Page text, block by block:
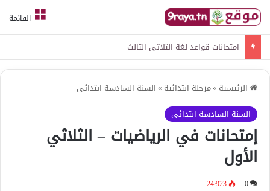
القائمة
امتحانات قواعد لغة الثلاثي الثالث
الرئيسية »مرحلة ابتدائية »السنة السادسة ابتدائي
السنة السادسة ابتدائي
إمتحانات في الرياضيات – الثلاثي
الأول
0 24٬923